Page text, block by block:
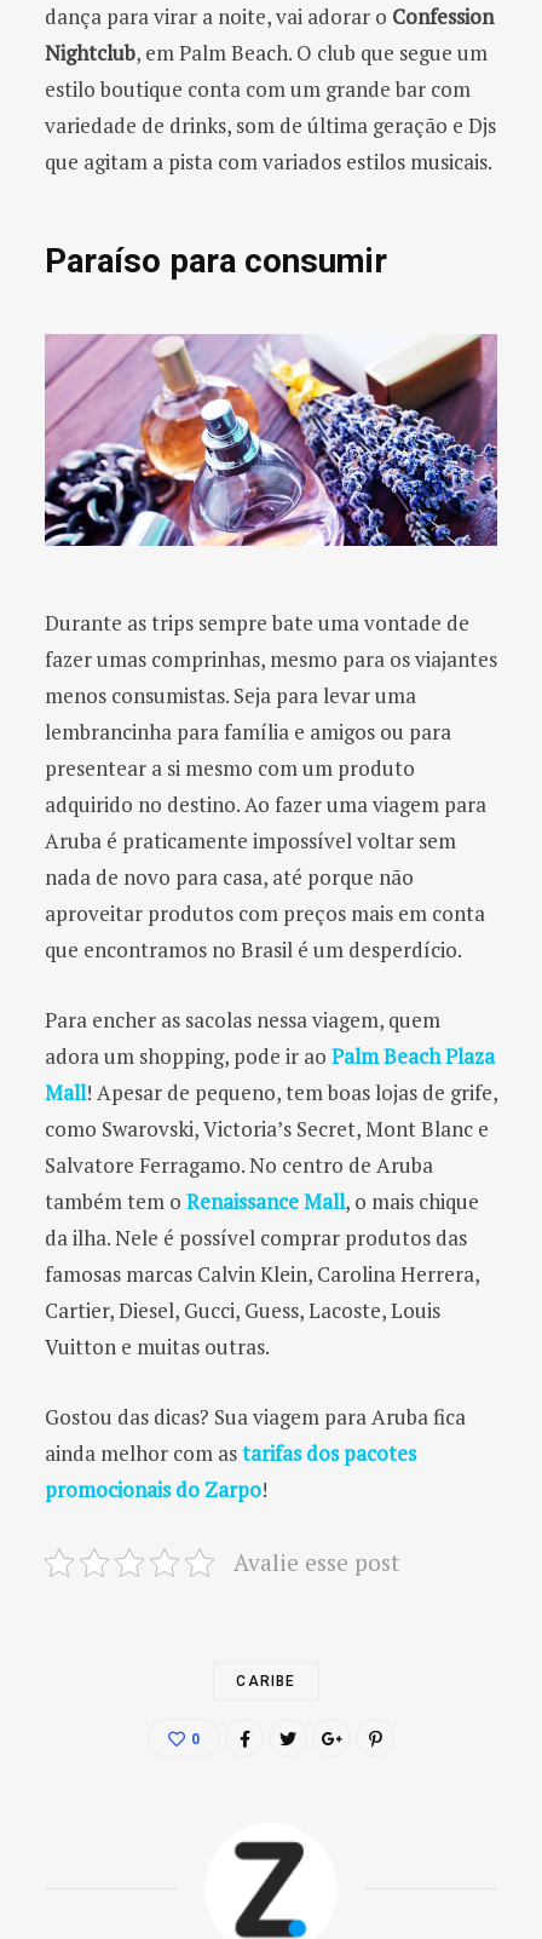
dança para virar a noite, vai adorar o Confession
Nightclub, em Palm Beach. O club que segue um
estilo boutique conta com um grande bar com
variedade de drinks, som de última geração e Djs
que agitam a pista com variados estilos musicais.
Paraíso para consumir
Durante as trips sempre bate uma vontade de
fazer umas comprinhas, mesmo para os viajantes
menos consumistas. Seja para levar uma
lembrancinha para família e amigos ou para
presentear a si mesmo com um produto
adquirido no destino. Ao fazer uma viagem para
Aruba é praticamente impossível voltar sem
nada de novo para casa, até porque não
aproveitar produtos com preços mais em conta
que encontramos no Brasil é um desperdício.
Para encher as sacolas nessa viagem, quem
adora um shopping, pode ir ao Palm Beach Plaza
Mall! Apesar de pequeno, tem boas lojas de grife,
como Swarovski, Victoria’s Secret, Mont Blanc e
Salvatore Ferragamo. No centro de Aruba
também tem o Renaissance Mall, o mais chique
da ilha. Nele é possível comprar produtos das
famosas marcas Calvin Klein, Carolina Herrera,
Cartier, Diesel, Gucci, Guess, Lacoste, Louis
Vuitton e muitas outras.
Gostou das dicas? Sua viagem para Aruba fica
ainda melhor com astarifas dos pacotes
promocionais do Zarpo!
Avalie esse post
CARIBE
0